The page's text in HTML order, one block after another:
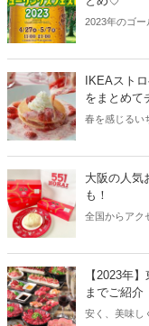
2023年のゴー
すすめのイ
IKEAスト
をまとめて
春を感じるい
をまとめて
大阪の人気
も！
全国からアク
【2023年
までご紹介
安く、美味し